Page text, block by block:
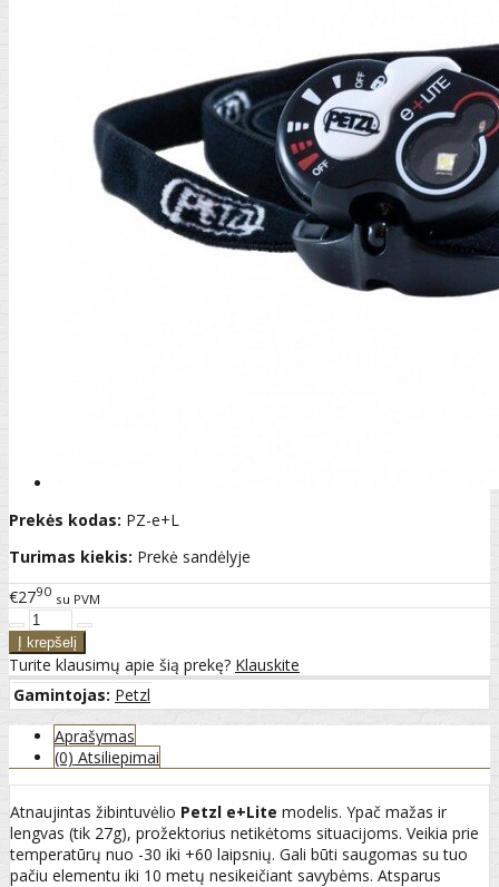
Prekės kodas: PZ-e+L
Turimas kiekis: Prekė sandėlyje
€2790 su PVM
Turite klausimų apie šią prekę? Klauskite
Gamintojas: Petzl
Aprašymas
(0) Atsiliepimai
Atnaujintas žibintuvėlio Petzl e+Lite modelis. Ypač mažas ir
lengvas (tik 27g), prožektorius netikėtoms situacijoms. Veikia prie
temperatūrų nuo -30 iki +60 laipsnių. Gali būti saugomas su tuo
pačiu elementu iki 10 metų nesikeičiant savybėms. Atsparus